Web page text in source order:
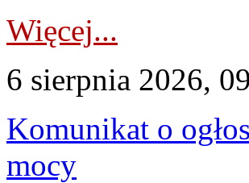
Więcej...
6 sierpnia 2026,
Komunikat o
mocy